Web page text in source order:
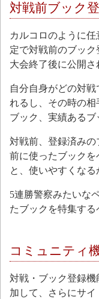
対戦前ブック
カルコロのように
定で対戦前のブック
大会終了後に公開さ
自分自身がどの対
れるし、その時の
ブック、実績あるブ
対戦前、登録済みの
前に使ったブック
と、使いやすくなる
5連勝警察みたいな
たブックを特集する
コミュニティ
対戦・ブック登録
加して、さらにサ